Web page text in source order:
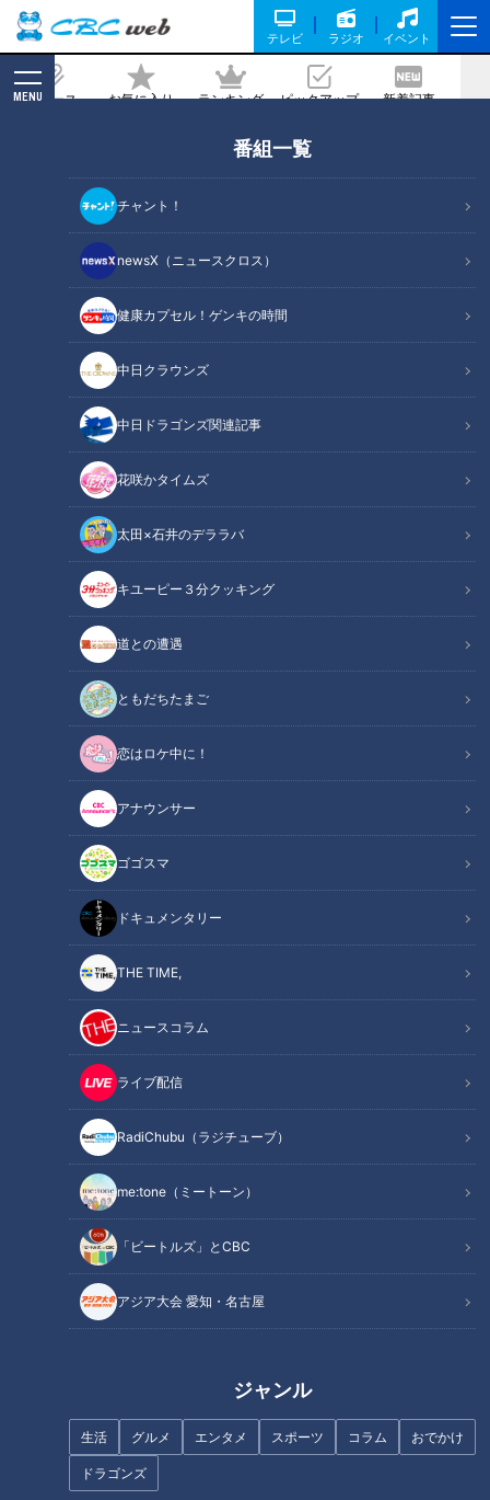
テレビ ラジオ イベント
ニュース お気に入り ランキング ピックアップ 新着記事
MENU
番組一覧
チャント！
newsX（ニュースクロス）
健康カプセル！ゲンキの時間
中日クラウンズ
中日ドラゴンズ関連記事
花咲かタイムズ
太田×石井のデララバ
キユーピー３分クッキング
道との遭遇
ともだちたまご
恋はロケ中に！
アナウンサー
ゴゴスマ
ドキュメンタリー
THE TIME,
ニュースコラム
ライブ配信
RadiChubu（ラジチューブ）
me:tone（ミートーン）
「ビートルズ」とCBC
アジア大会 愛知・名古屋
ジャンル
生活 グルメ エンタメ スポーツ コラム おでかけ
ドラゴンズ
物 特撰かしら串」を調査。噛めば噛む
ほど旨味あふれる絶品やきとり！
記事に戻る
CBCテレビ『ゴゴスマ』らいがごはん
この記事の画像（全8枚）
記事に戻る
この記事を見たあなたへのおすすめ
「太田×石井のデララバトーク
ライブ」の第4弾が開催決定！
【みてちょてれび番外編】
携帯圏外の山奥なのに人が絶え